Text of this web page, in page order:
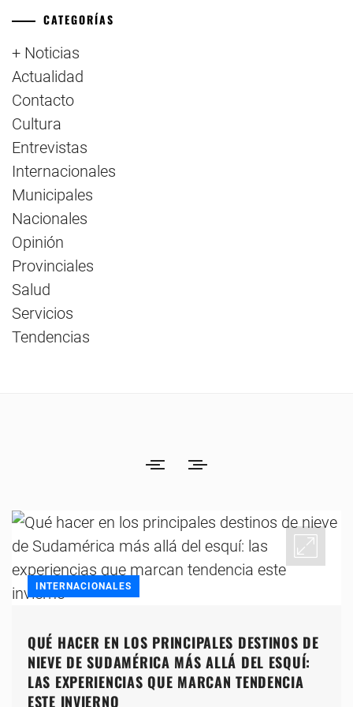
CATEGORÍAS
+ Noticias
Actualidad
Contacto
Cultura
Entrevistas
Internacionales
Municipales
Nacionales
Opinión
Provinciales
Salud
Servicios
Tendencias
INTERNACIONALES
QUÉ HACER EN LOS PRINCIPALES DESTINOS DE
NIEVE DE SUDAMÉRICA MÁS ALLÁ DEL ESQUÍ:
LAS EXPERIENCIAS QUE MARCAN TENDENCIA
ESTE INVIERNO